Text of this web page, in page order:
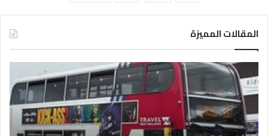
المقالات المميزة
ل
ي
ل
ا
ل